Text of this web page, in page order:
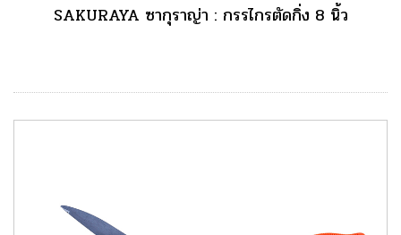
SAKURAYA ซากุราญ่า : กรรไกรตัดกิ่ง 8 นิ้ว